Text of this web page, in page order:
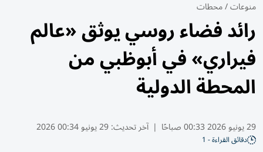
منوعات/محطات
رائد فضاء روسي يوثق «عالم
فيراري» في أبوظبي من
المحطة الدولية
29 يونيو 2026 00:33 صباحًا | آخر تحديث:29 يونيو 00:34 2026
دقائق القراءة - 1